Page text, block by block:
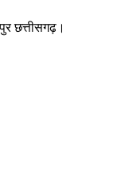
छत्तीसगढ़।